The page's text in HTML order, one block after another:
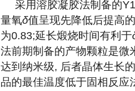
采用溶胶凝胶法制备的
量氧δ值呈现先降低后提高
为0.83;延长煅烧时间有利于
法前期制备的产物颗粒是微
达到纳米级, 后者晶体生长
品的最佳温度低于固相反